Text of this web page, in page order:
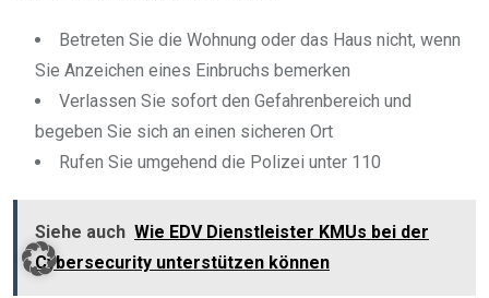
Betreten Sie die Wohnung oder das Haus nicht, wenn
Sie Anzeichen eines Einbruchs bemerken
Verlassen Sie sofort den Gefahrenbereich und
begeben Sie sich an einen sicheren Ort
Rufen Sie umgehend die Polizei unter 110
Siehe auch Wie EDV Dienstleister KMUs bei der
Cybersecurity unterstützen können